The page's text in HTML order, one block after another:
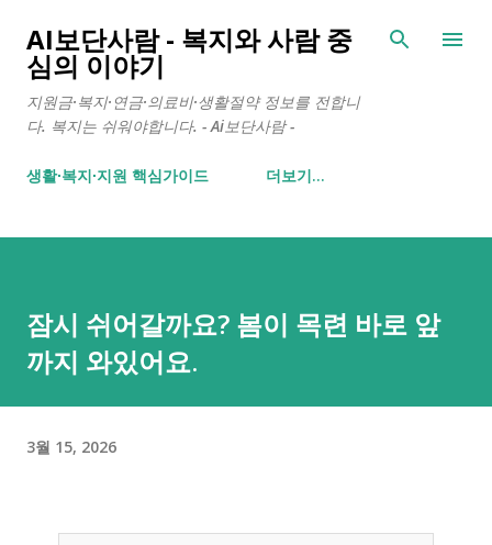
기본 콘텐츠로 건너뛰기
AI보단사람 - 복지와 사람 중
심의 이야기
지원금·복지·연금·의료비·생활절약 정보를 전합니
다. 복지는 쉬워야합니다. - Ai보단사람 -
생활∙복지∙지원 핵심가이드 더보기…
잠시 쉬어갈까요? 봄이 목련 바로 앞
까지 와있어요.
3월 15, 2026